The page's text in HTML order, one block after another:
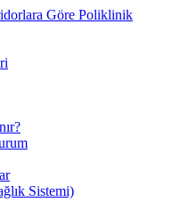
Göre Poliklinik
Sistemi)